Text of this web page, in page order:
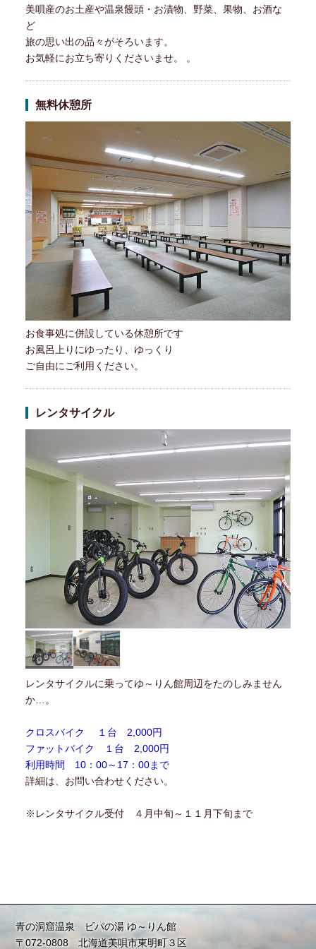
美唄産のお土産や温泉饅頭・お漬物、野菜、果物、お酒な
ど
旅の思い出の品々がそろいます。
お気軽にお立ち寄りくださいませ。 。
無料休憩所
お食事処に併設している休憩所です
お風呂上りにゆったり、ゆっくり
ご自由にご利用ください。
レンタサイクル
レンタサイクルに乗ってゆ～りん館周辺をたのしみません
か…。
クロスバイク １台 2,000円
ファットバイク １台 2,000円
利用時間 10：00～17：00まで
詳細は、お問い合わせください。
※レンタサイクル受付 ４月中旬～１１月下旬まで
青の洞窟温泉 ピパの湯 ゆ～りん館
〒072-0808 北海道美唄市東明町３区